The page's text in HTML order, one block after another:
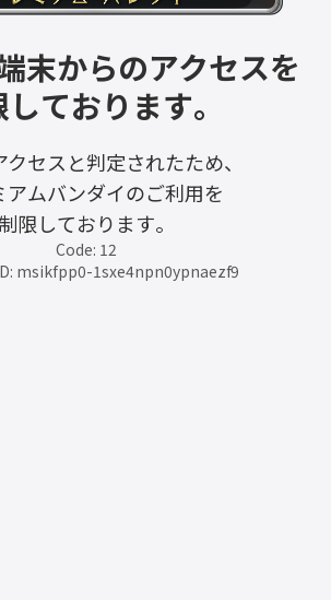
末からのアクセスを
ております。
セスと判定されたため、
アムバンダイのご利用を
制限しております。
Code: 12
msikfpp0-1sxe4npn0ypnaezf9